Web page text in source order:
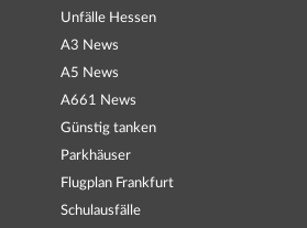
Unfälle Hessen
A3 News
A5 News
A661 News
Günstig tanken
Parkhäuser
Flugplan Frankfurt
Schulausfälle